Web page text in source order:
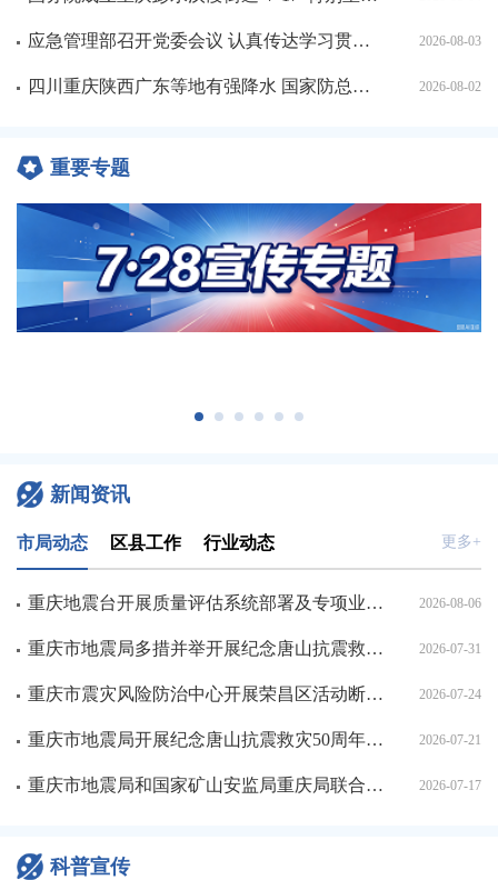
应急管理部召开党委会议 认真传达学习贯彻中央政治局会议精神和习近平总书记重要讲话、重要指示精神 2026-08-03
四川重庆陕西广东等地有强降水 国家防总办公室、应急管理部持续会商调度 2026-08-02
重要专题
新闻资讯
市局动态 区县工作 行业动态 更多+
重庆地震台开展质量评估系统部署及专项业务培训 2026-08-06
重庆市地震局多措并举开展纪念唐山抗震救灾50周年宣传活动 2026-07-31
重庆市震灾风险防治中心开展荣昌区活动断层探测项目现场交流 2026-07-24
重庆市地震局开展纪念唐山抗震救灾50周年科普宣传活动 2026-07-21
重庆市地震局和国家矿山安监局重庆局联合开展专兼职纪检干部培训 2026-07-17
科普宣传